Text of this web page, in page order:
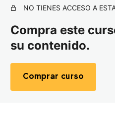
NO TIENES ACCESO A
Compra este
su contenido.
Comprar curso